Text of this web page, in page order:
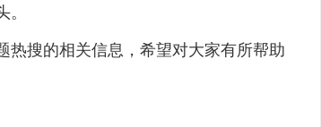
热搜的相关信息，希望对大家有所帮助